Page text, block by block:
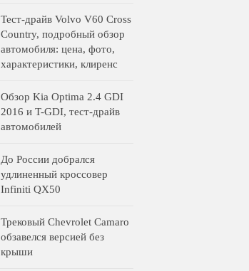
Тест-драйв Volvo V60 Cross
Country, подробный обзор
автомобиля: цена, фото,
характеристики, клиренс
Обзор Kia Optima 2.4 GDI
2016 и T-GDI, тест-драйв
автомобилей
До России добрался
удлиненный кроссовер
Infiniti QX50
Трековый Chevrolet Camaro
обзавелся версией без
крыши